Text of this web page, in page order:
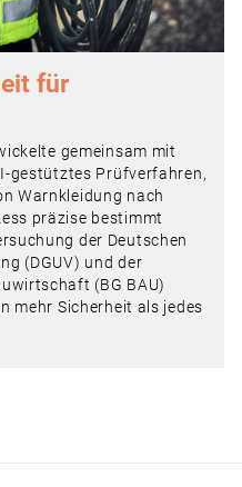
für
gemeinsam mit
gestütztes Prüfverfahren,
Warnkleidung nach
präzise bestimmt
der Deutschen
(DGUV) und der
(BG BAU)
mehr Sicherheit als jedes